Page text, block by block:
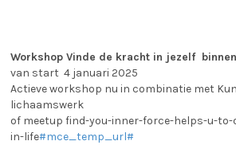
Workshop Vinde de kracht in jezelf
van start 4 januari 2025
Actieve workshop nu in combinatie met
lichaamswerk
of meetup find-you-inner-force-helps-u-
in-life#mce_temp_url#